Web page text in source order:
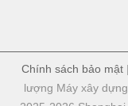
Chính sách bảo mật
lượng Máy xây